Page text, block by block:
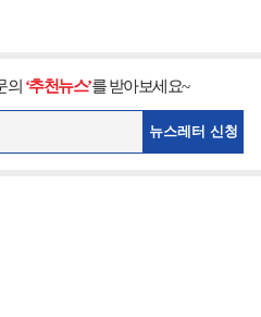
의 ‘추천뉴스’를 받아보세요~
뉴스레터 신청